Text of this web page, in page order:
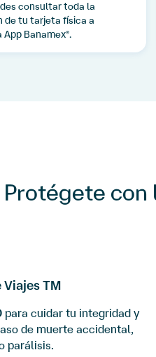
consultar toda la
de tu tarjeta física a
App Banamex®.
Protégete con
Viajes TM
para cuidar tu integridad y
de muerte accidental,
parálisis.